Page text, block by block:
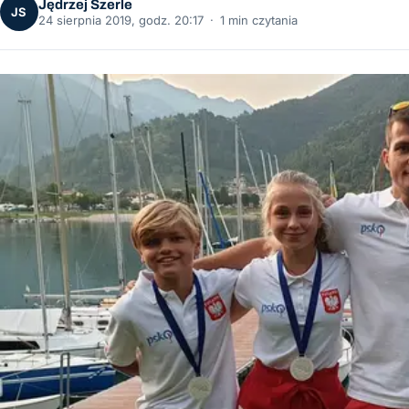
JS
Jędrzej Szerle
24 sierpnia 2019, godz. 20:17 · 1 min czytania